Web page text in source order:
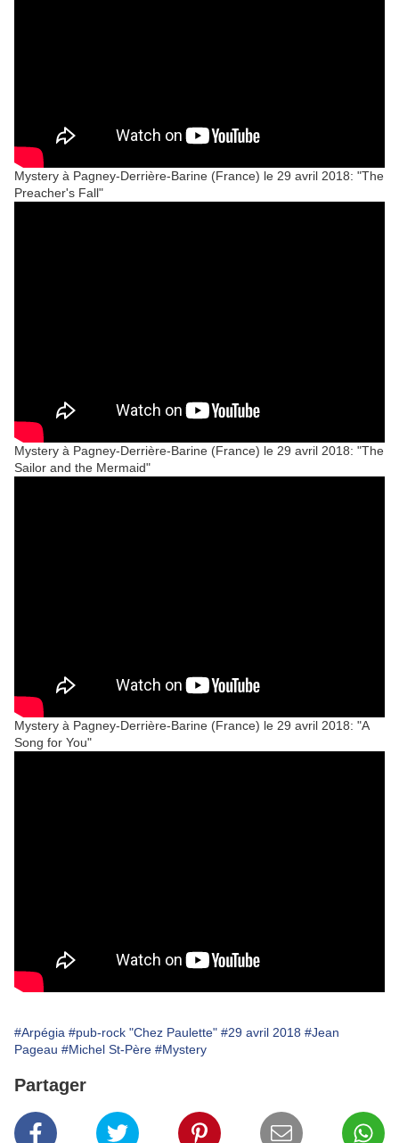
Mystery à Pagney-Derrière-Barine (France) le 29 avril 2018: "The
Preacher's Fall"
Mystery à Pagney-Derrière-Barine (France) le 29 avril 2018: "The
Sailor and the Mermaid"
Mystery à Pagney-Derrière-Barine (France) le 29 avril 2018: "A
Song for You"
#Arpégia #pub-rock "Chez Paulette" #29 avril 2018 #Jean
Pageau #Michel St-Père #Mystery
Partager